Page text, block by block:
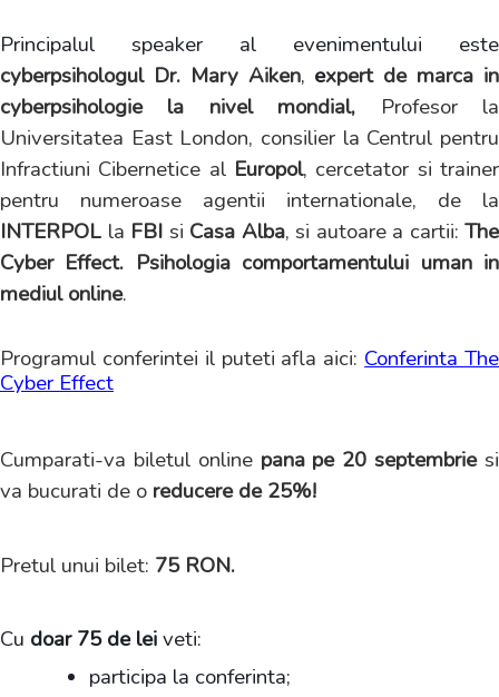
Principalul speaker al evenimentului este
cyberpsihologul Dr. Mary Aiken, expert de marca in
cyberpsihologie la nivel mondial, Profesor la
Universitatea East London, consilier la Centrul pentru
Infractiuni Cibernetice al Europol, cercetator si trainer
pentru numeroase agentii internationale, de la
INTERPOL la FBI si Casa Alba, si autoare a cartii: The
Cyber Effect. Psihologia comportamentului uman in
mediul online.
Programul conferintei il puteti afla aici: Conferinta The
Cyber Effect
Cumparati-va biletul online pana pe 20 septembriesi
va bucurati de o reducere de 25%!
Pretul unui bilet: 75 RON.
Cu doar 75 de leiveti:
participa la conferinta;